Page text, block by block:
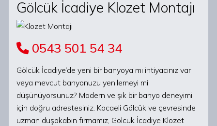
Gölcük İcadiye Klozet Montajı
0543 501 54 34
Gölcük İcadiye’de yeni bir banyoya mı ihtiyacınız var
veya mevcut banyonuzu yenilemeyi mi
düşünüyorsunuz? Modern ve şık bir banyo deneyimi
için doğru adrestesiniz. Kocaeli Gölcük ve çevresinde
uzman duşakabin firmamız, Gölcük İcadiye Klozet